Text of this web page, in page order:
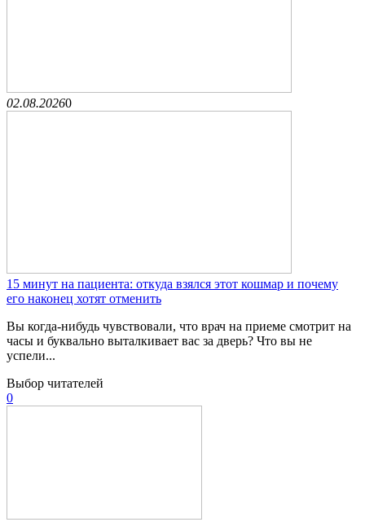
02.08.20260
15 минут на пациента: откуда взялся этот кошмар и почему
его наконец хотят отменить
Вы когда-нибудь чувствовали, что врач на приеме смотрит на
часы и буквально выталкивает вас за дверь? Что вы не
успели...
Выбор читателей
0